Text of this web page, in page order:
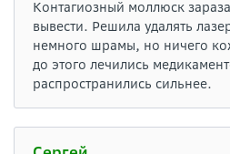
Контагиозный моллюск
вывести. Решила удалять
немного шрамы, но ничего
до этого лечились
распространились сильнее.